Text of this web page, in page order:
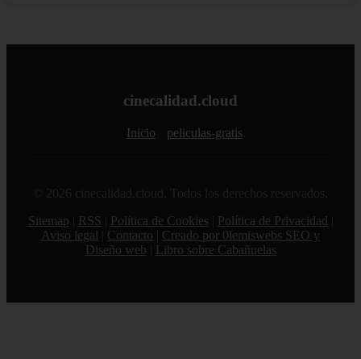
cinecalidad.cloud
Inicio peliculas-gratis
© 2026 cinecalidad.cloud. Todos los derechos reservados.
Sitemap
RSS Política de Cookies Política de Privacidad
Aviso legal
Contacto
Creado por 0lemiswebs SEO y
Diseño web
Libro sobre Cabañuelas